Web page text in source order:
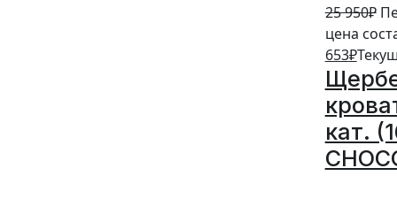
25 950₽
цена
653₽
кат.